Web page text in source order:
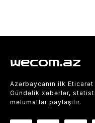
wecom.az
Azərbaycanın ilk Eticarət
Gündəlik xəbərlər,
məlumatlar paylaşılır.